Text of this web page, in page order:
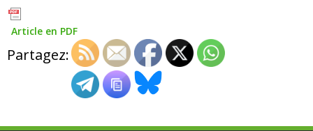
Article en PDF
Partagez: